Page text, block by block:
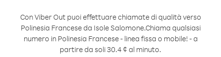
Con Viber Out puoi effettuare chiamate di qualità verso
Polinesia Francese da Isole Salomone.Chiama qualsiasi
numero in Polinesia Francese - linea fissa o mobile! - a
partire da soli 30.4 ¢ al minuto.